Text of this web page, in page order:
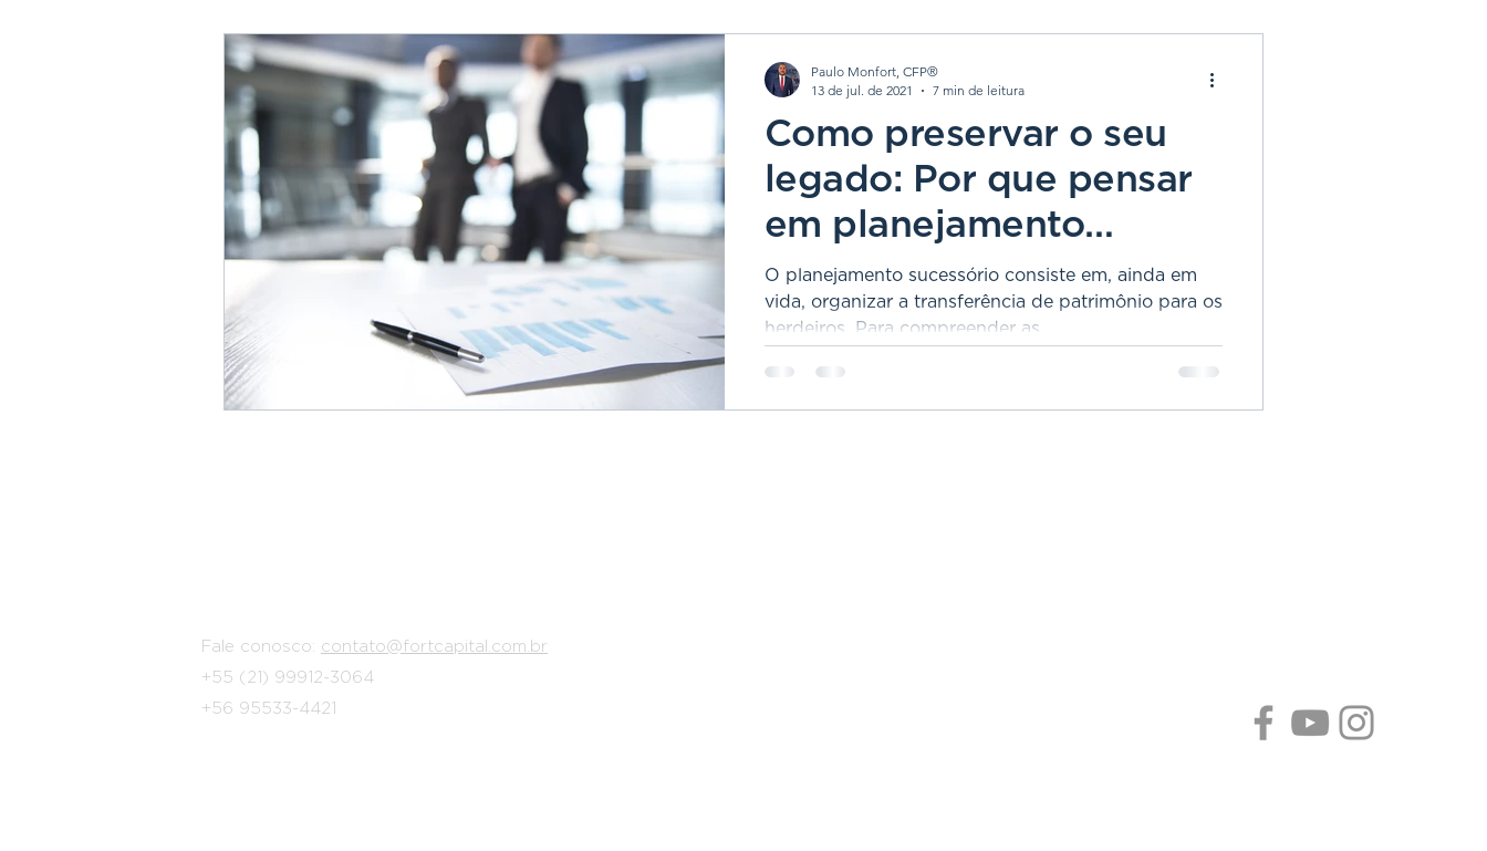
Como preservar o seu
legado: Por que pensar
em planejamento
sucessório agora?
O planejamento sucessório consiste em, ainda em
vida, organizar a transferência de patrimônio para os
herdeiros. Para compreender as...
Paulo Monfort, CFP®
13 de jul. de 2021
7 min de leitura
Fale conosco: contato@fortcapital.com.br
+55 (21) 99912-3064
+56 95533-4421